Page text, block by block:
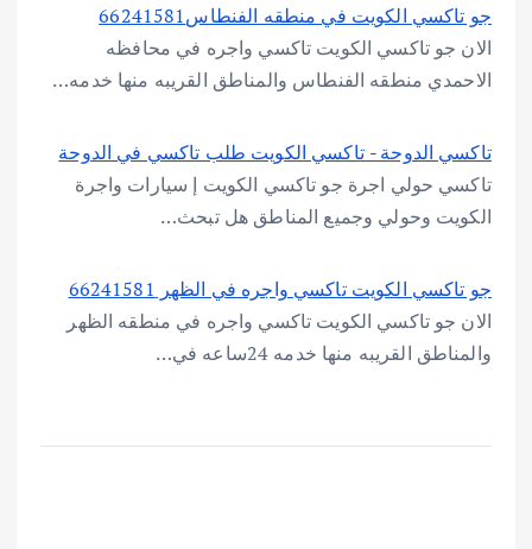
جو تاكسي الكويت في منطقه الفنطاس66241581
الان جو تاكسي الكويت تاكسي واجره في محافظه
الاحمدي منطقه الفنطاس والمناطق القريبه منها خدمه…
تاكسي الدوحة - تاكسي الكويت طلب تاكسي في الدوحة
تاكسي حولي اجرة جو تاكسي الكويت إ سيارات واجرة
الكويت وحولي وجميع المناطق هل تبحث…
جو تاكسي الكويت تاكسي واجره في الظهر 66241581
الان جو تاكسي الكويت تاكسي واجره في منطقه الظهر
والمناطق القريبه منها خدمه 24ساعه في…